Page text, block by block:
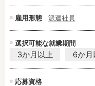
雇用形態 派遣社員
選択可能な就業期間
3か月以上 6か月
応募資格